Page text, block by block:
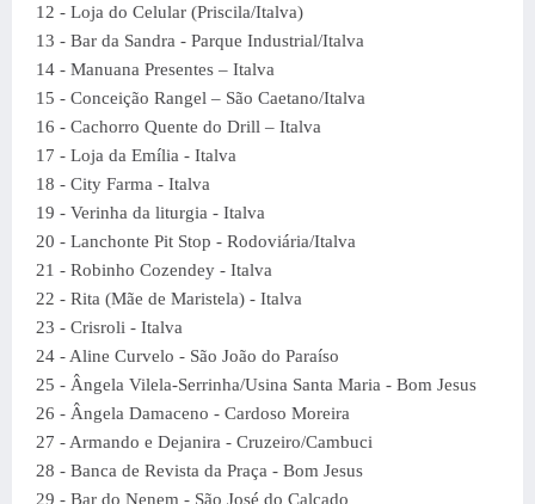
12 - Loja do Celular (Priscila/Italva)
13 - Bar da Sandra - Parque Industrial/Italva
14 - Manuana Presentes – Italva
15 - Conceição Rangel – São Caetano/Italva
16 - Cachorro Quente do Drill – Italva
17 - Loja da Emília - Italva
18 - City Farma - Italva
19 - Verinha da liturgia - Italva
20 - Lanchonte Pit Stop - Rodoviária/Italva
21 - Robinho Cozendey - Italva
22 - Rita (Mãe de Maristela) - Italva
23 - Crisroli - Italva
24 - Aline Curvelo - São João do Paraíso
25 - Ângela Vilela-Serrinha/Usina Santa Maria - Bom Jesus
26 - Ângela Damaceno - Cardoso Moreira
27 - Armando e Dejanira - Cruzeiro/Cambuci
28 - Banca de Revista da Praça - Bom Jesus
29 - Bar do Nenem - São José do Calçado